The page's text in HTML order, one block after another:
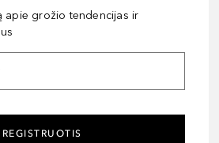
apie grožio tendencijas ir
REGISTRUOTIS